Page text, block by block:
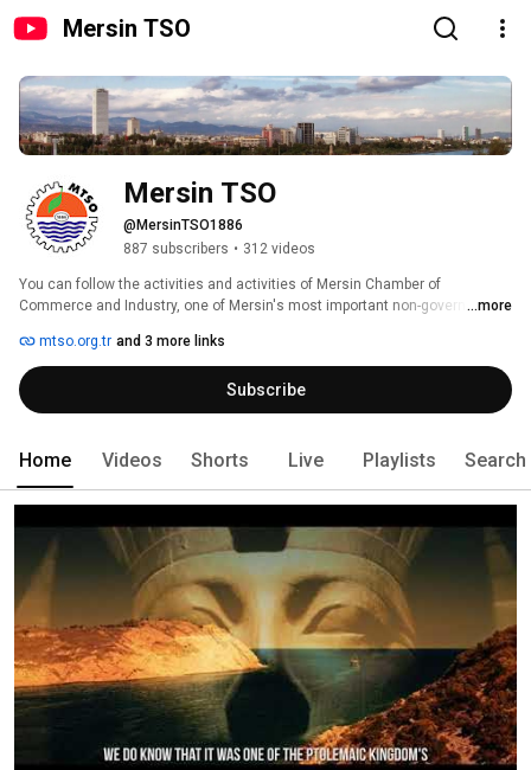
Mersin TSO
Mersin TSO
@MersinTSO1886
887 subscribers • 312 videos
You can follow the activities and activities of Mersin Chamber of
Commerce and Industry, one of Mersin's most important non-governmental
...more
mtso.org.tr and 3 more links
Subscribe
Home Videos Shorts Live Playlists Search